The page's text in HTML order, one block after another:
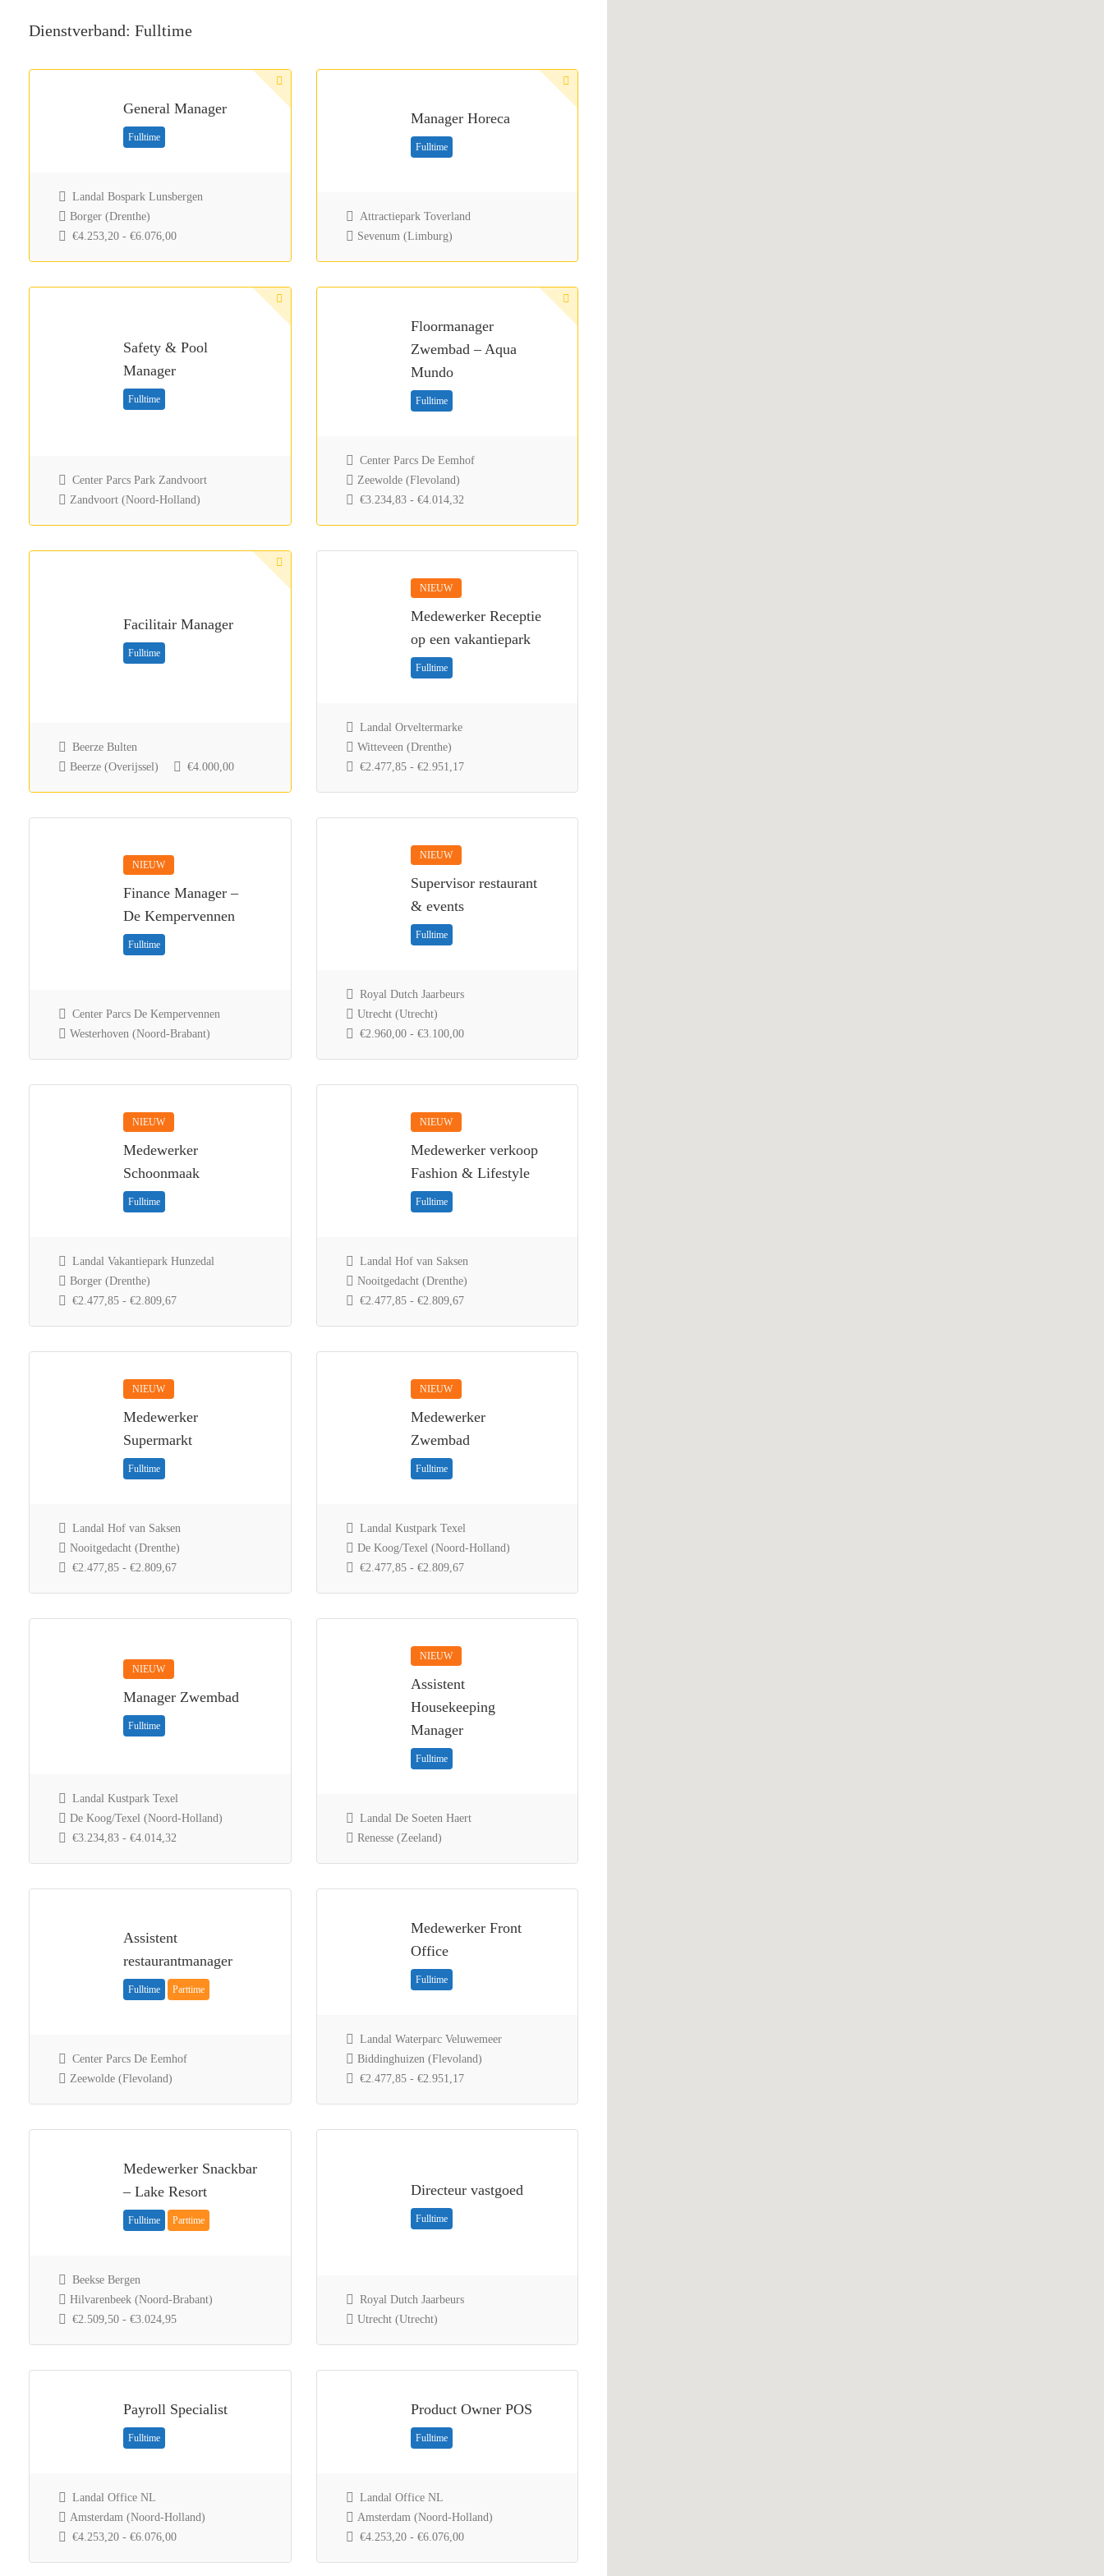
Dienstverband: Fulltime
General Manager
Fulltime
Landal Bospark Lunsbergen
Borger (Drenthe)
€4.253,20 - €6.076,00
Manager Horeca
Fulltime
Attractiepark Toverland
Sevenum (Limburg)
Safety & Pool
Manager
Fulltime
Center Parcs Park Zandvoort
Zandvoort (Noord-Holland)
Floormanager
Zwembad – Aqua
Mundo
Fulltime
Center Parcs De Eemhof
Zeewolde (Flevoland)
€3.234,83 - €4.014,32
Facilitair Manager
Fulltime
Beerze Bulten
Beerze (Overijssel)
€4.000,00
NIEUW
Medewerker Receptie
op een vakantiepark
Fulltime
Landal Orveltermarke
Witteveen (Drenthe)
€2.477,85 - €2.951,17
NIEUW
Finance Manager –
De Kempervennen
Fulltime
Center Parcs De Kempervennen
Westerhoven (Noord-Brabant)
NIEUW
Supervisor restaurant
& events
Fulltime
Royal Dutch Jaarbeurs
Utrecht (Utrecht)
€2.960,00 - €3.100,00
NIEUW
Medewerker
Schoonmaak
Fulltime
Landal Vakantiepark Hunzedal
Borger (Drenthe)
€2.477,85 - €2.809,67
NIEUW
Medewerker verkoop
Fashion & Lifestyle
Fulltime
Landal Hof van Saksen
Nooitgedacht (Drenthe)
€2.477,85 - €2.809,67
NIEUW
Medewerker
Supermarkt
Fulltime
Landal Hof van Saksen
Nooitgedacht (Drenthe)
€2.477,85 - €2.809,67
NIEUW
Medewerker
Zwembad
Fulltime
Landal Kustpark Texel
De Koog/Texel (Noord-Holland)
€2.477,85 - €2.809,67
NIEUW
Manager Zwembad
Fulltime
Landal Kustpark Texel
De Koog/Texel (Noord-Holland)
€3.234,83 - €4.014,32
NIEUW
Assistent
Housekeeping
Manager
Fulltime
Landal De Soeten Haert
Renesse (Zeeland)
Assistent
restaurantmanager
Fulltime Parttime
Center Parcs De Eemhof
Zeewolde (Flevoland)
Medewerker Front
Office
Fulltime
Landal Waterparc Veluwemeer
Biddinghuizen (Flevoland)
€2.477,85 - €2.951,17
Medewerker Snackbar
– Lake Resort
Fulltime Parttime
Beekse Bergen
Hilvarenbeek (Noord-Brabant)
€2.509,50 - €3.024,95
Directeur vastgoed
Fulltime
Royal Dutch Jaarbeurs
Utrecht (Utrecht)
Payroll Specialist
Fulltime
Landal Office NL
Amsterdam (Noord-Holland)
€4.253,20 - €6.076,00
Product Owner POS
Fulltime
Landal Office NL
Amsterdam (Noord-Holland)
€4.253,20 - €6.076,00